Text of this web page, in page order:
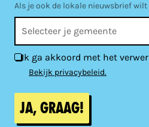
Als je ook de lokale nieuwsbrief
Ik ga akkoord met het
Bekijk privacybeleid.
Ja, graag!